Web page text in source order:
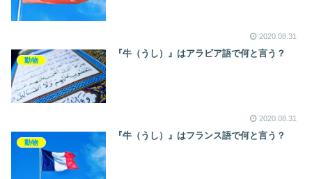
2020.08.31
動物
『牛（うし）』はアラビア語で何と言う？
2020.08.31
動物
『牛（うし）』はフランス語で何と言う？